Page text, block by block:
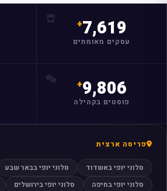
7,619
עסקים מאומתים
9,806
פוסטים בקהילה
פריסה ארצית
סלוני יופי באשדוד סלוני יופי בבאר שבע
סלוני יופי בחיפה
סלוני יופי בירושלים